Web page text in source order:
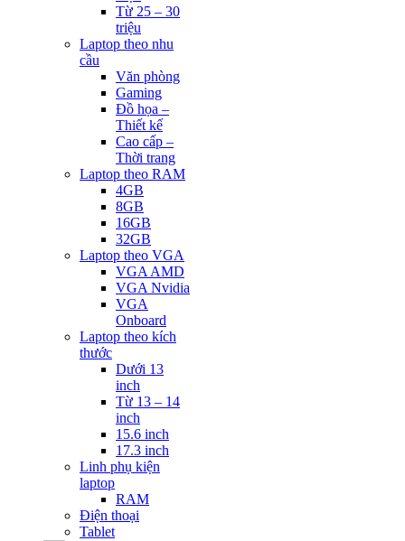
Từ 25 – 30
triệu
Laptop theo nhu
cầu
Văn phòng
Gaming
Đồ họa –
Thiết kế
Cao cấp –
Thời trang
Laptop theo RAM
4GB
8GB
16GB
32GB
Laptop theo VGA
VGA AMD
VGA Nvidia
VGA
Onboard
Laptop theo kích
thước
Dưới 13
inch
Từ 13 – 14
inch
15.6 inch
17.3 inch
Linh phụ kiện
laptop
RAM
Điện thoại
Tablet